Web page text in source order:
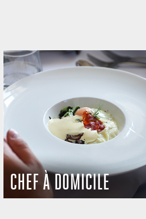
OLIVE BY TOC